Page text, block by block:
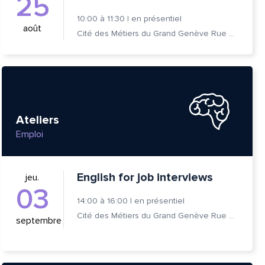
25
août
10:00 à 11:30 | en présentiel
Cité des Métiers du Grand Genève Rue Prévost-Martin 6 1205 Genève
Ateliers
Emploi
jeu.
03
septembre
English for job interviews
14:00 à 16:00 | en présentiel
Cité des Métiers du Grand Genève Rue Prévost-Martin 6 1205 Genève